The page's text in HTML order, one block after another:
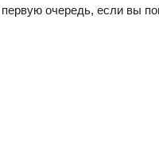
очередь, если вы